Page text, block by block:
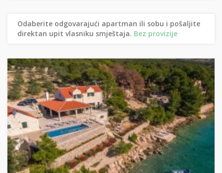
Odaberite odgovarajući apartman ili sobu i pošaljite
direktan upit vlasniku smještaja. Bez provizije